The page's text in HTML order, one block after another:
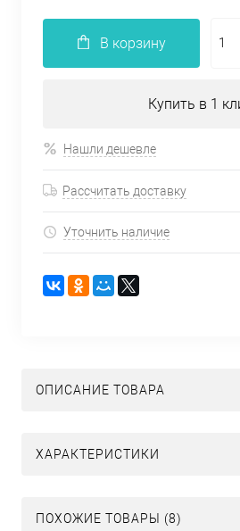
В корзину
Купить в 1
Нашли дешевле
Рассчитать доставку
Уточнить наличие
ОПИСАНИЕ ТОВАРА
ХАРАКТЕРИСТИКИ
ПОХОЖИЕ ТОВАРЫ (8)